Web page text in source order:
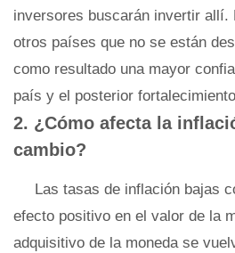
inversores buscarán invertir allí.
otros países que no se están
como resultado una mayor
país y el posterior
2. ¿Cómo afecta la
cambio?
Las tasas de inflación bajas
efecto positivo en el valor de la
adquisitivo de la moneda se